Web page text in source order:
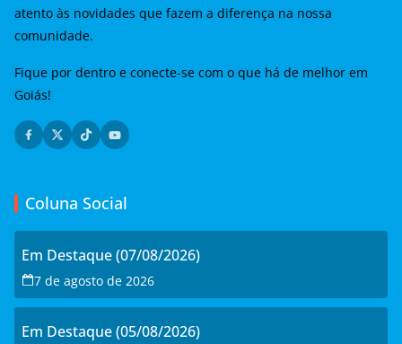
atento às novidades que fazem a diferença na nossa
comunidade.
Fique por dentro e conecte-se com o que há de melhor em
Goiás!
Coluna Social
Em Destaque (07/08/2026)
7 de agosto de 2026
Em Destaque (05/08/2026)